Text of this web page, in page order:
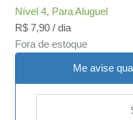
Nível 4, Para Aluguel
R$ 7,90 / dia
Fora de estoque
Me avise